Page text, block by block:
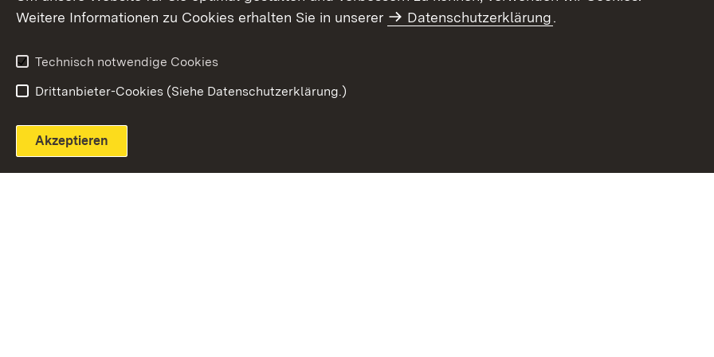
Weitere Informationen zu Cookies erhalten Sie in unserer
Datenschutzerklärung.
Technisch notwendige Cookies
Drittanbieter-Cookies (Siehe Datenschutzerklärung.)
Akzeptieren